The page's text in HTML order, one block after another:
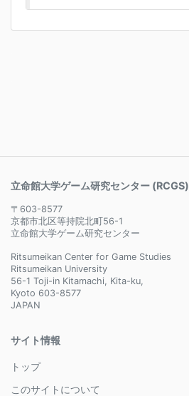
立命館大学ゲーム研究センター (RCGS)
〒603-8577
京都市北区等持院北町56-1
立命館大学ゲーム研究センター
Ritsumeikan Center for Game Studies
Ritsumeikan University
56-1 Toji-in Kitamachi, Kita-ku,
Kyoto 603-8577
JAPAN
サイト情報
トップ
このサイトについて